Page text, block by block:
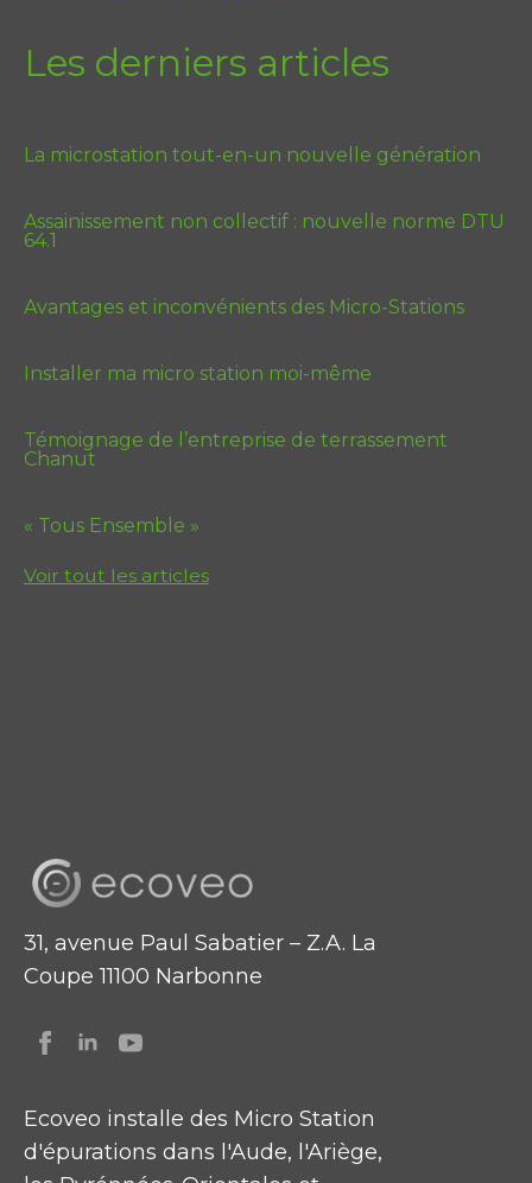
Les derniers articles
La microstation tout-en-un nouvelle génération
Assainissement non collectif : nouvelle norme DTU
64.1
Avantages et inconvénients des Micro-Stations
Installer ma micro station moi-même
Témoignage de l’entreprise de terrassement
Chanut
« Tous Ensemble »
Voir tout les articles
31, avenue Paul Sabatier – Z.A. La
Coupe 11100 Narbonne
Ecoveo installe des Micro Station
d'épurations dans l'Aude, l'Ariège,